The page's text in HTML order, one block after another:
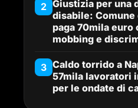
2 Giustizia per una
disabile:
paga 70mila euro
mobbing e
3 Caldo torrido a
57mila lavoratori
per le ondate di